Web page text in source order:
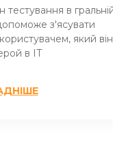
в
з'ясувати
який він
в IT